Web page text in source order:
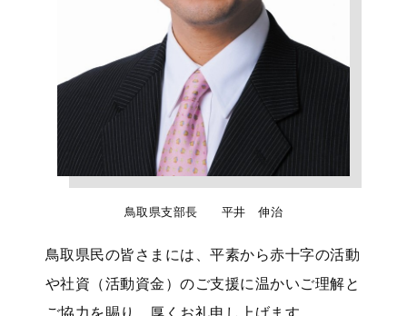
鳥取県支部長 平井 伸治
鳥取県民の皆さまには、平素から赤十字の活動
や社資（活動資金）のご支援に温かいご理解と
ご協力を賜り、厚くお礼申し上げます。